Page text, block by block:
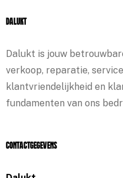
Dalukt
Dalukt is jouw
verkoop, reparatie,
klantvriendelijkheid en
fundamenten van ons
Contactgegevens